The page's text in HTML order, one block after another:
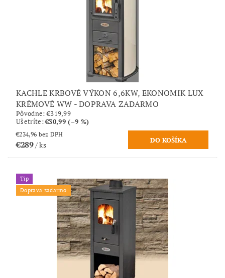
KACHLE KRBOVÉ VÝKON 6,6KW, EKONOMIK LUX
KRÉMOVÉ WW - DOPRAVA ZADARMO
Pôvodne:€319,99
Ušetríte:€30,99 (–9 %)
€234,96 bez DPH
€289/ ks
Tip
Doprava zadarmo